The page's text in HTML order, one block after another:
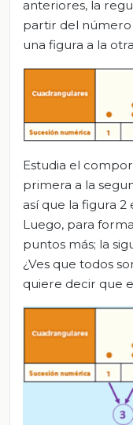
anteriores, la
partir del
una figura a la
Estudia el
primera a la
así que la figura
Luego, para
puntos más; la
¿Ves que todos
quiere decir que